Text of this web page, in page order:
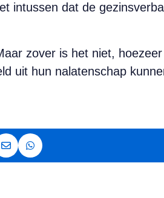
intussen dat de
zover is het niet,
uit hun nalatenschap
LinkedIn
Deel via e-mail
Deel via WhatsApp